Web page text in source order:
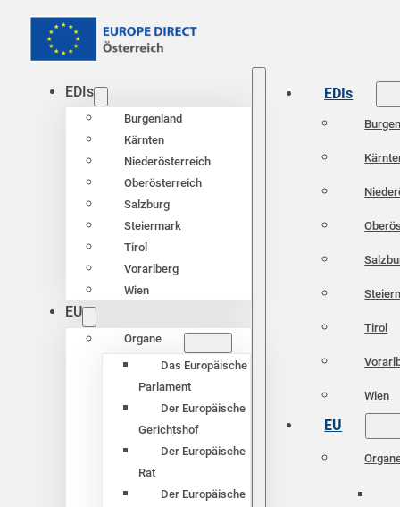
EDIs
Burgenland
Kärnten
Niederösterreich
Oberösterreich
Salzburg
Steiermark
Tirol
Vorarlberg
Wien
EU
Organe
Das Europäische
Parlament
Der Europäische
Gerichtshof
Der Europäische
Rat
Der Europäische
EDIs
Tirol
Wien
EU